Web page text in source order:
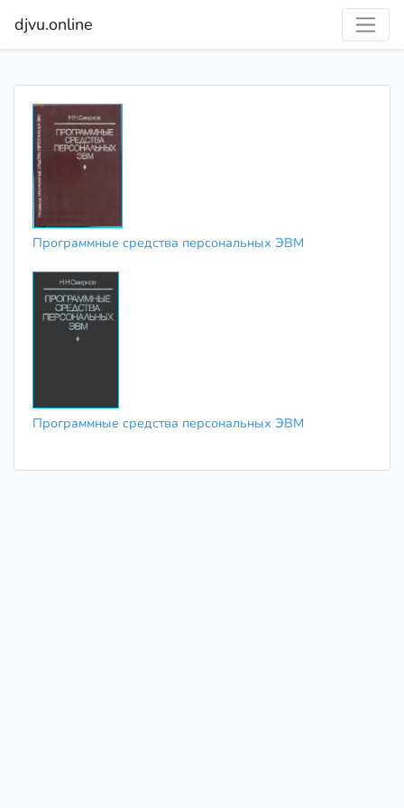
djvu.online
Программные средства персональных ЭВМ
Программные средства персональных ЭВМ